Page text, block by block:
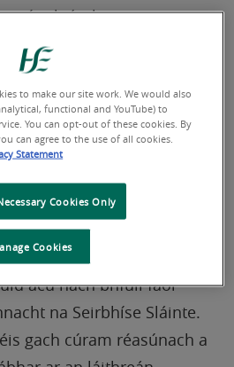
nó oibríochta a
a imirt ar thorthaí na
agat de réir mar a bheidh
na roghanna atá déanta
seo a athrú am ar bith
gcóras arís, na roghanna a
ar fáil ar láithreán
FSS curtha le chéile ó
acu nach bhfuil faoi
na Seirbhíse Sláinte.
gach cúram réasúnach a
to make our site work. We would also
functional and YouTube) to
You can opt-out of these cookies. By
can agree to the use of all cookies.
Statement
Cookies Only
Cookies